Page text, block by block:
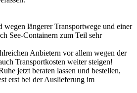
wegen längerer Transportwege und einer
See-Containern zum Teil sehr
Anbietern vor allem wegen der
Transportkosten weiter steigen!
jetzt beraten lassen und bestellen,
erst bei der Auslieferung im